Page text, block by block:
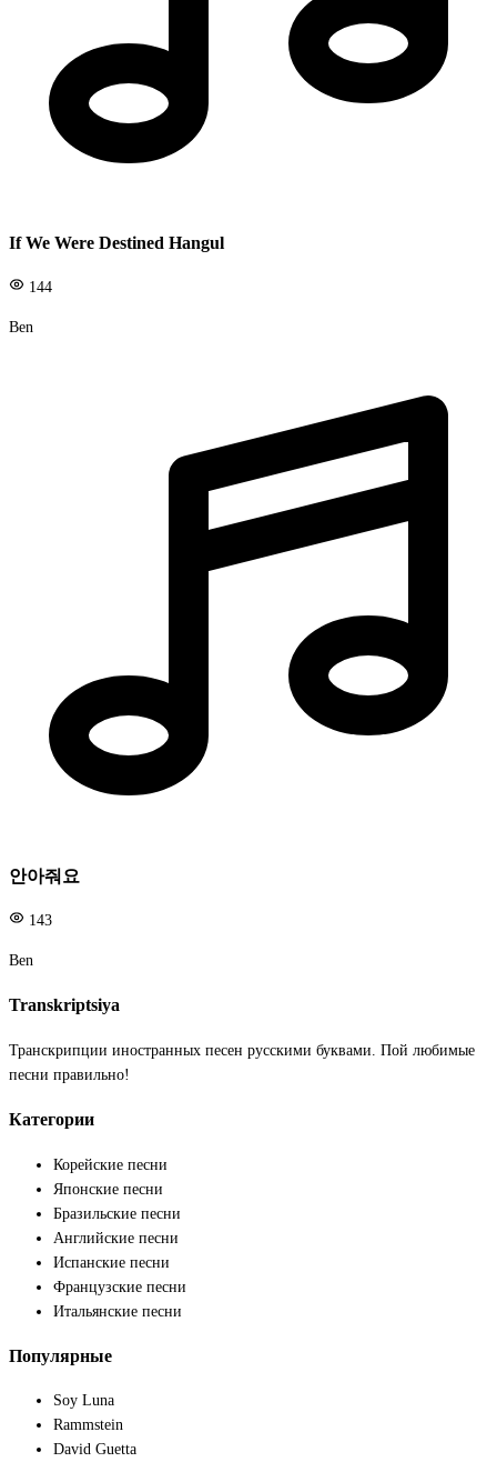
If We Were Destined Hangul
144
Ben
안아줘요
143
Ben
Transkriptsiya
Транскрипции иностранных песен русскими буквами. Пой любимые
песни правильно!
Категории
Корейские песни
Японские песни
Бразильские песни
Английские песни
Испанские песни
Французские песни
Итальянские песни
Популярные
Soy Luna
Rammstein
David Guetta